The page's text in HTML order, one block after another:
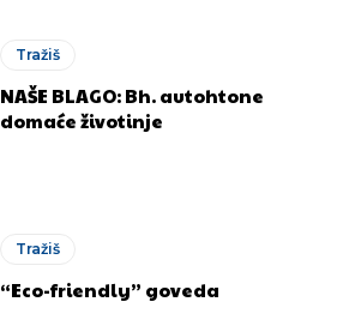
Tražiš
NAŠE BLAGO: Bh. autohtone
domaće životinje
Tražiš
“Eco-friendly” goveda